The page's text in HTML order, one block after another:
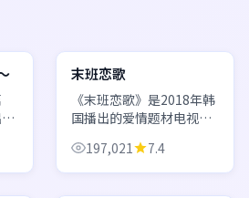
韩国
末班恋歌
《末班恋歌》是2018年韩
国播出的爱情题材电视
梨、池昌旭、全智贤等主
演。聚焦职场与爱情的双
197,021 7.4